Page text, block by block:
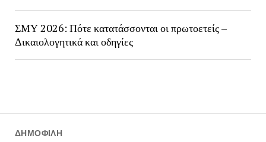
ΣΜΥ 2026: Πότε κατατάσσονται οι πρωτοετείς –
Δικαιολογητικά και οδηγίες
ΔΗΜΟΦΙΛΉ